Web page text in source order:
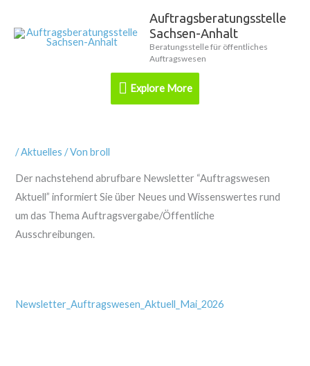
Inhalt
Auftragsberatungsstelle
Sachsen-Anhalt
Beratungsstelle für öffentliches
Auftragswesen
Explore
More
Explore More
/Aktuelles / Vonbroll
Der nachstehend abrufbare Newsletter “Auftragswesen
Aktuell” informiert Sie über Neues und Wissenswertes rund
um das Thema Auftragsvergabe/Öffentliche
Ausschreibungen.
Newsletter_Auftragswesen_Aktuell_Mai_2026